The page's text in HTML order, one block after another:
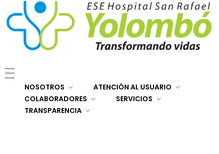
NOSOTROS
ATENCIÓN AL USUARIO
COLABORADORES
SERVICIOS
TRANSPARENCIA